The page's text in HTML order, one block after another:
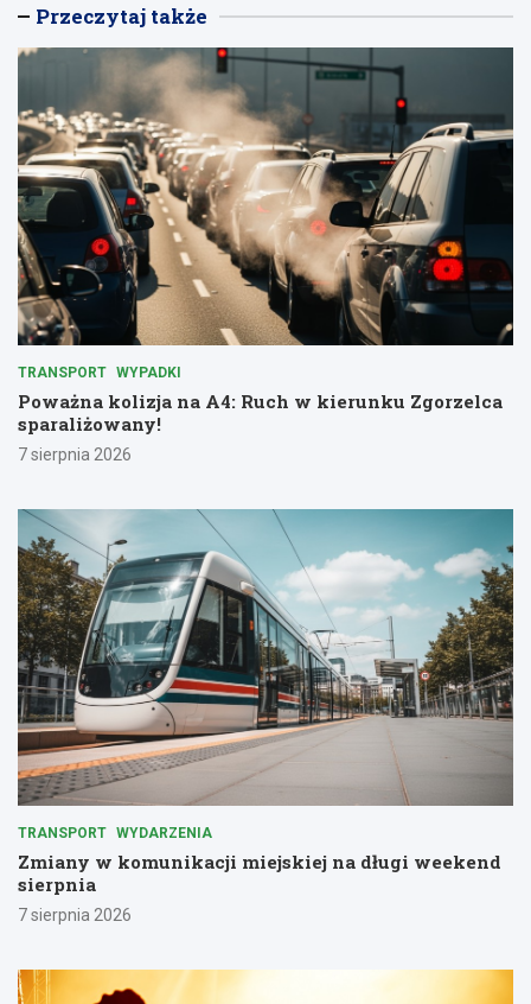
Przeczytaj także
TRANSPORT WYPADKI
Poważna kolizja na A4: Ruch w kierunku Zgorzelca
sparaliżowany!
7 sierpnia 2026
TRANSPORT WYDARZENIA
Zmiany w komunikacji miejskiej na długi weekend
sierpnia
7 sierpnia 2026